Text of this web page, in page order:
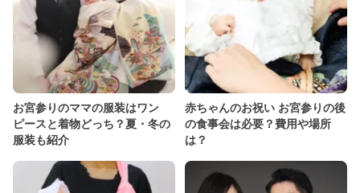
お宮参りのママの服装はワン
ピースと着物どっち？夏・冬の
服装も紹介
赤ちゃんのお祝い お宮参りの後
の食事会は必要？費用や場所
は？